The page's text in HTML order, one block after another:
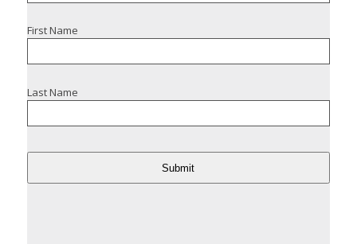
First Name
Last Name
Submit